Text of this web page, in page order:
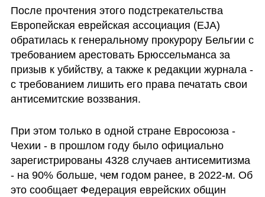
После прочтения этого подстрекательства
Европейская еврейская ассоциация (EJA)
обратилась к генеральному прокурору Бельгии с
требованием арестовать Брюссельманса за
призыв к убийству, а также к редакции журнала -
с требованием лишить его права печатать свои
антисемитские воззвания.
При этом только в одной стране Евросоюза -
Чехии - в прошлом году было официально
зарегистрированы 4328 случаев антисемитизма
- на 90% больше, чем годом ранее, в 2022-м. Об
это сообщает Федерация еврейских общин